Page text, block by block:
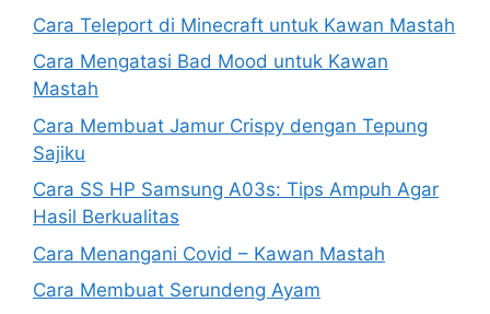
Cara Teleport di Minecraft untuk Kawan Mastah
Cara Mengatasi Bad Mood untuk Kawan
Mastah
Cara Membuat Jamur Crispy dengan Tepung
Sajiku
Cara SS HP Samsung A03s: Tips Ampuh Agar
Hasil Berkualitas
Cara Menangani Covid – Kawan Mastah
Cara Membuat Serundeng Ayam